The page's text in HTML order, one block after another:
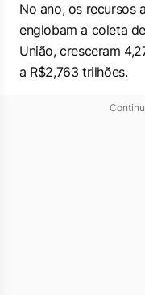
No ano, os recursos
englobam a coleta
União, cresceram
a R$2,763 trilhões.